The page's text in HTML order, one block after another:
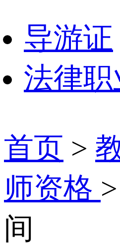
导游证
法律
首页 >
师资格
间